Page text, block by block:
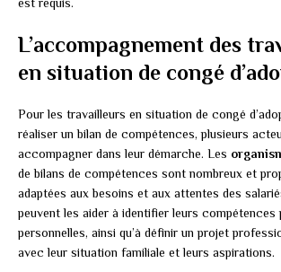
L’accompagnement des
en situation de congé
Pour les travailleurs en situation de congé
réaliser un bilan de compétences, plusieurs
accompagner dans leur démarche. Les
de bilans de compétences sont nombreux et
adaptées aux besoins et aux attentes des
peuvent les aider à identifier leurs
personnelles, ainsi qu’à définir un projet
avec leur situation familiale et leurs aspirations.